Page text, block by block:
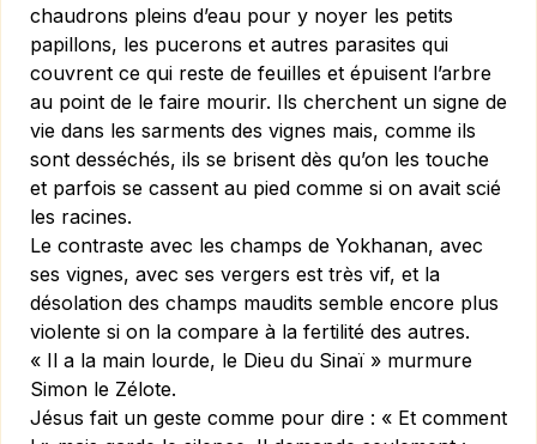
chaudrons pleins d’eau pour y noyer les petits
papillons, les pucerons et autres parasites qui
couvrent ce qui reste de feuilles et épuisent l’arbre
au point de le faire mourir. Ils cherchent un signe de
vie dans les sarments des vignes mais, comme ils
sont desséchés, ils se brisent dès qu’on les touche
et parfois se cassent au pied comme si on avait scié
les racines.
Le contraste avec les champs de Yokhanan, avec
ses vignes, avec ses vergers est très vif, et la
désolation des champs maudits semble encore plus
violente si on la compare à la fertilité des autres.
« Il a la main lourde, le Dieu du Sinaï » murmure
Simon le Zélote.
Jésus fait un geste comme pour dire : « Et comment